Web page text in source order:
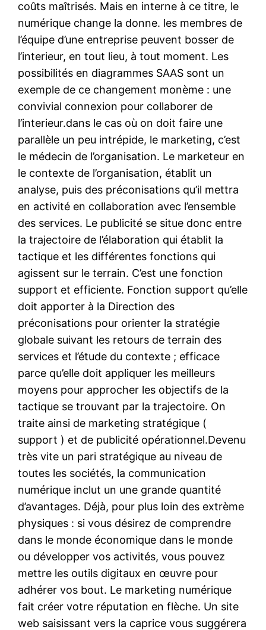
coûts maîtrisés. Mais en interne à ce titre, le
numérique change la donne. les membres de
l’équipe d’une entreprise peuvent bosser de
l’interieur, en tout lieu, à tout moment. Les
possibilités en diagrammes SAAS sont un
exemple de ce changement monème : une
convivial connexion pour collaborer de
l’interieur.dans le cas où on doit faire une
parallèle un peu intrépide, le marketing, c’est
le médecin de l’organisation. Le marketeur en
le contexte de l’organisation, établit un
analyse, puis des préconisations qu’il mettra
en activité en collaboration avec l’ensemble
des services. Le publicité se situe donc entre
la trajectoire de l’élaboration qui établit la
tactique et les différentes fonctions qui
agissent sur le terrain. C’est une fonction
support et efficiente. Fonction support qu’elle
doit apporter à la Direction des
préconisations pour orienter la stratégie
globale suivant les retours de terrain des
services et l’étude du contexte ; efficace
parce qu’elle doit appliquer les meilleurs
moyens pour approcher les objectifs de la
tactique se trouvant par la trajectoire. On
traite ainsi de marketing stratégique (
support ) et de publicité opérationnel.Devenu
très vite un pari stratégique au niveau de
toutes les sociétés, la communication
numérique inclut un une grande quantité
d’avantages. Déjà, pour plus loin des extrème
physiques : si vous désirez de comprendre
dans le monde économique dans le monde
ou développer vos activités, vous pouvez
mettre les outils digitaux en œuvre pour
adhérer vos bout. Le marketing numérique
fait créer votre réputation en flèche. Un site
web saisissant vers la caprice vous suggérera